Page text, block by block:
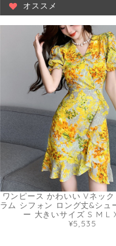
オススメ
ワンピース かわいい Vネッ
ラム シフォン ロング丈&シュ
ー 大きいサイズ S M L
¥5,535